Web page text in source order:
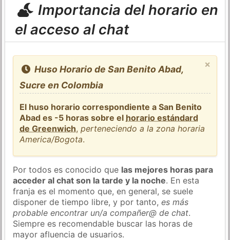
Importancia del horario en
el acceso al chat
×
Huso Horario de San Benito Abad,
Sucre en Colombia
El huso horario correspondiente a San Benito
Abad es -5 horas sobre el horario estándard
de Greenwich,perteneciendo a la zona horaria
America/Bogota.
Por todos es conocido que las mejores horas para
acceder al chat son la tarde y la noche. En esta
franja es el momento que, en general, se suele
disponer de tiempo libre, y por tanto,es más
probable encontrar un/a compañer@ de chat.
Siempre es recomendable buscar las horas de
mayor afluencia de usuarios.